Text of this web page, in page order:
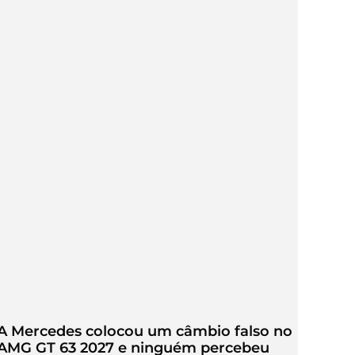
Mercedes colocou um câmbio falso no
GT 63 2027 e ninguém percebeu